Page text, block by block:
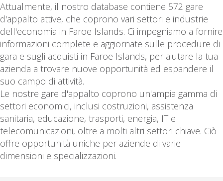
Attualmente, il nostro database contiene 572 gare
d'appalto attive, che coprono vari settori e industrie
dell'economia in Faroe Islands. Ci impegniamo a fornire
informazioni complete e aggiornate sulle procedure di
gara e sugli acquisti in Faroe Islands, per aiutare la tua
azienda a trovare nuove opportunità ed espandere il
suo campo di attività.
Le nostre gare d'appalto coprono un'ampia gamma di
settori economici, inclusi costruzioni, assistenza
sanitaria, educazione, trasporti, energia, IT e
telecomunicazioni, oltre a molti altri settori chiave. Ciò
offre opportunità uniche per aziende di varie
dimensioni e specializzazioni.